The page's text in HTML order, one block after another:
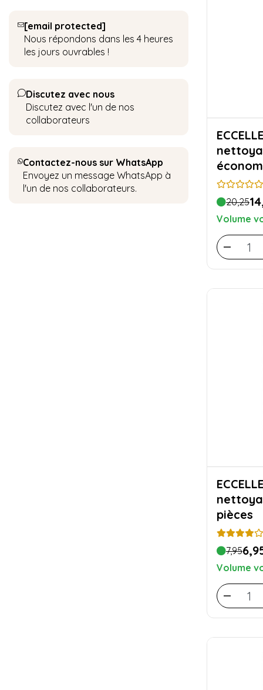
[email protected]
Nous répondons dans les 4 heures
les jours ouvrables !
Discutez avec nous
Discutez avec l'un de nos
collaborateurs
Contactez-nous sur WhatsApp
Envoyez un message WhatsApp à
l'un de nos collaborateurs.
ECCELLENTE
20,25
Volume
ECCELLENTE
pièces
7,95
Volume